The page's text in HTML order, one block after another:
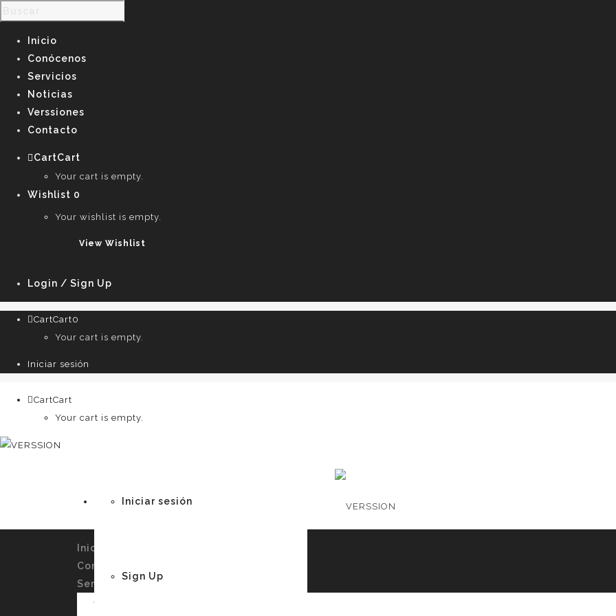
Inicio
Conócenos
Servicios
Noticias
Verssiones
Contacto
CartCart
Your cart is empty.
Wishlist 0
Your wishlist is empty.
View Wishlist
Login / Sign Up
CartCart0
Your cart is empty.
Iniciar sesión
CartCart
Your cart is empty.
Iniciar sesión
Sign Up
Inicio
Conócenos
Servicios